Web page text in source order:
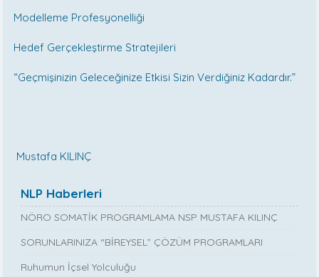
Modelleme Profesyonelliği
Hedef Gerçekleştirme Stratejileri
“Geçmişinizin Geleceğinize Etkisi Sizin Verdiğiniz Kadardır.”
Mustafa KILINÇ
NLP Haberleri
NÖRO SOMATİK PROGRAMLAMA NSP MUSTAFA KILINÇ
SORUNLARINIZA “BİREYSEL” ÇÖZÜM PROGRAMLARI
Ruhumun İçsel Yolculuğu